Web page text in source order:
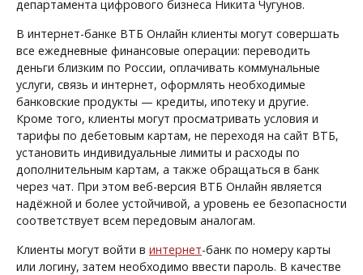
департамента цифрового бизнеса Никита Чугунов.
В интернет-банке ВТБ Онлайн клиенты могут совершать
все ежедневные финансовые операции: переводить
деньги близким по России, оплачивать коммунальные
услуги, связь и интернет, оформлять необходимые
банковские продукты — кредиты, ипотеку и другие.
Кроме того, клиенты могут просматривать условия и
тарифы по дебетовым картам, не переходя на сайт ВТБ,
установить индивидуальные лимиты и расходы по
дополнительным картам, а также обращаться в банк
через чат. При этом веб-версия ВТБ Онлайн является
надёжной и более устойчивой, а уровень ее безопасности
соответствует всем передовым аналогам.
Клиенты могут войти в интернет-банк по номеру карты
или логину, затем необходимо ввести пароль. В качестве